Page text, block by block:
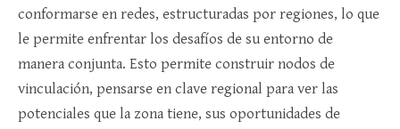
conformarse en redes, estructuradas por regiones, lo que
le permite enfrentar los desafíos de su entorno de
manera conjunta. Esto permite construir nodos de
vinculación, pensarse en clave regional para ver las
potenciales que la zona tiene, sus oportunidades de